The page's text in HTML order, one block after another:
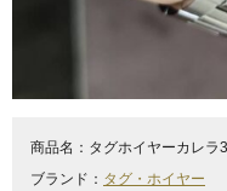
商品名： タグホイヤーカレラ
ブランド： タグ・ホイヤー